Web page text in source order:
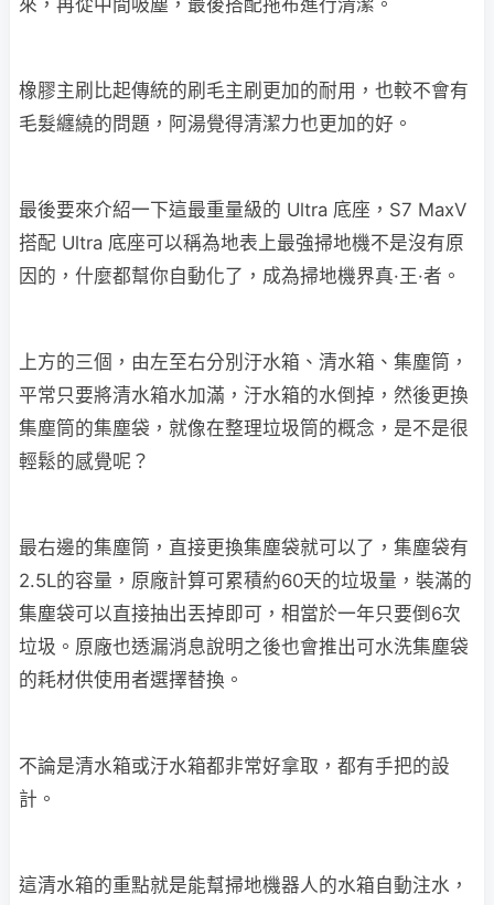
橡膠主刷比起傳統的刷毛主刷更加的耐用，也較不會有
毛髮纏繞的問題，阿湯覺得清潔力也更加的好。
最後要來介紹一下這最重量級的 Ultra 底座，S7 MaxV
搭配 Ultra 底座可以稱為地表上最強掃地機不是沒有原
因的，什麼都幫你自動化了，成為掃地機界真·王·者。
上方的三個，由左至右分別汙水箱、清水箱、集塵筒，
平常只要將清水箱水加滿，汙水箱的水倒掉，然後更換
集塵筒的集塵袋，就像在整理垃圾筒的概念，是不是很
輕鬆的感覺呢？
最右邊的集塵筒，直接更換集塵袋就可以了，集塵袋有
2.5L的容量，原廠計算可累積約60天的垃圾量，裝滿的
集塵袋可以直接抽出丟掉即可，相當於一年只要倒6次
垃圾。原廠也透漏消息說明之後也會推出可水洗集塵袋
的耗材供使用者選擇替換。
不論是清水箱或汙水箱都非常好拿取，都有手把的設
計。
這清水箱的重點就是能幫掃地機器人的水箱自動注水，